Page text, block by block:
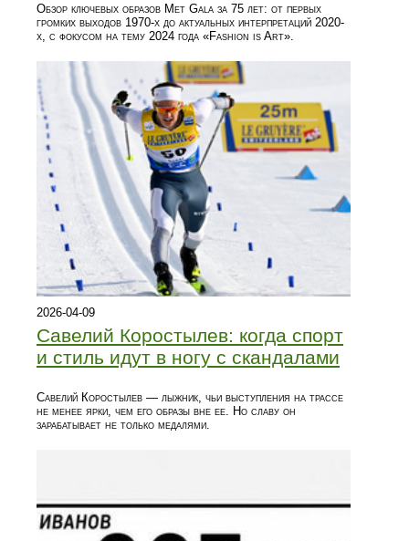
Обзор ключевых образов Met Gala за 75 лет: от первых
громких выходов 1970-х до актуальных интерпретаций 2020-
х, с фокусом на тему 2024 года «Fashion is Art».
2026-04-09
Савелий Коростылев: когда спорт
и стиль идут в ногу с скандалами
Савелий Коростылев — лыжник, чьи выступления на трассе
не менее ярки, чем его образы вне ее. Но славу он
зарабатывает не только медалями.